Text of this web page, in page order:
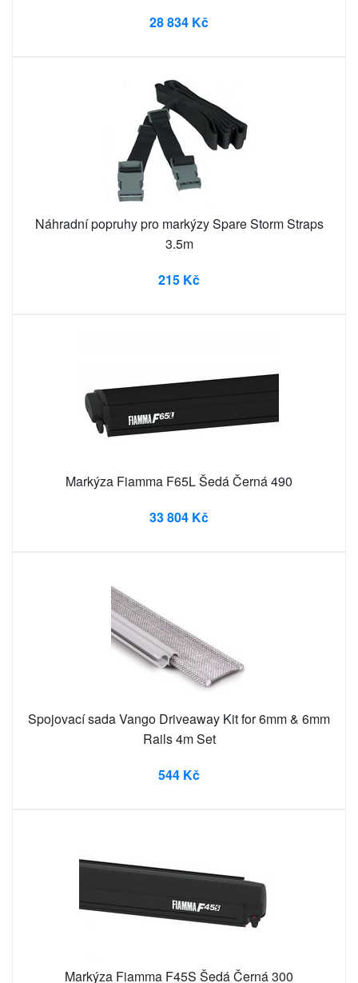
28 834 Kč
Náhradní popruhy pro markýzy Spare Storm Straps
3.5m
215 Kč
Markýza Fiamma F65L Šedá Černá 490
33 804 Kč
Spojovací sada Vango Driveaway Kit for 6mm & 6mm
Rails 4m Set
544 Kč
Markýza Fiamma F45S Šedá Černá 300